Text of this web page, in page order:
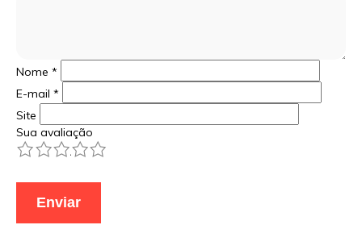
Nome *
E-mail *
Site
Sua avaliação
5
4
3
2